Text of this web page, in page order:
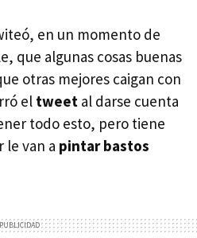
en un momento de
que algunas cosas buenas
otras mejores caigan con
el tweet al darse cuenta
todo esto, pero tiene
le van a pintar bastos